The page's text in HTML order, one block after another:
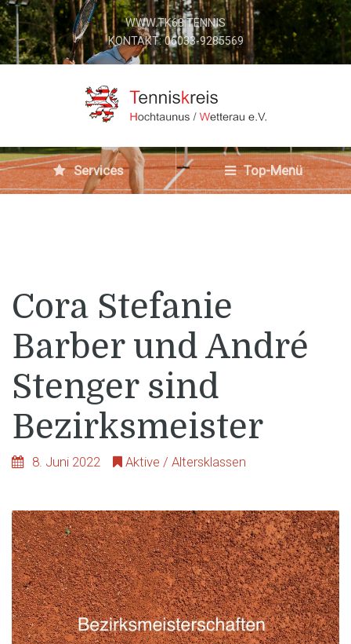
WWW.TK63.TENNIS
KONTAKT: 06033-9285569
Services Top-Menü
Cora Stefanie
Barber und André
Stenger sind
Bezirksmeister
8. Juni 2022 Aktive / Altersklassen